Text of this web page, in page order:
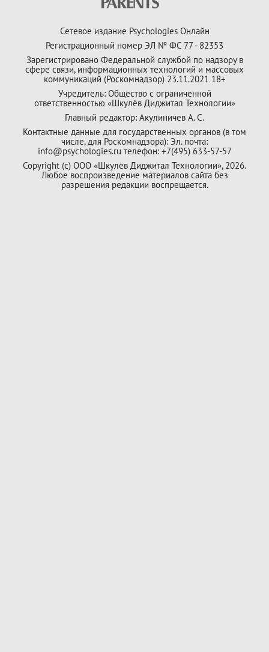
Сетевое издание Psychologies Онлайн
Регистрационный номер ЭЛ № ФС 77 - 82353
Зарегистрировано Федеральной службой по надзору в
сфере связи, информационных технологий и массовых
коммуникаций (Роскомнадзор) 23.11.2021 18+
Учредитель: Общество с ограниченной
ответственностью «Шкулёв Диджитал Технологии»
Главный редактор: Акулиничев А. С.
Контактные данные для государственных органов (в том
числе, для Роскомнадзора): Эл. почта:
info@psychologies.ru телефон: +7(495) 633-57-57
Copyright (с) ООО «Шкулёв Диджитал Технологии», 2026.
Любое воспроизведение материалов сайта без
разрешения редакции воспрещается.